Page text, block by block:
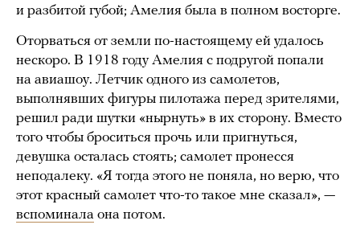
и разбитой губой; Амелия была в полном восторге.
Оторваться от земли по-настоящему ей удалось
нескоро. В 1918 году Амелия с подругой попали
на авиашоу. Летчик одного из самолетов,
выполнявших фигуры пилотажа перед зрителями,
решил ради шутки «нырнуть» в их сторону. Вместо
того чтобы броситься прочь или пригнуться,
девушка осталась стоять; самолет пронесся
неподалеку. «Я тогда этого не поняла, но верю, что
этот красный самолет что-то такое мне сказал», —
вспоминала она потом.